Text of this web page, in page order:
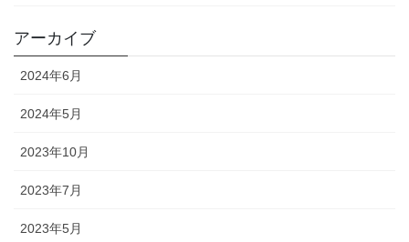
アーカイブ
2024年6月
2024年5月
2023年10月
2023年7月
2023年5月